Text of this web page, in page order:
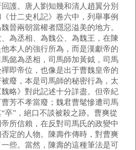
護。唐人劉知幾和清人趙翼分別
廿二史札記》卷六中，列舉事例
晉兩朝當權者隱惡溢美的地方。
為丞相、為魏公、為魏王，在陳
本人的強行所為，而是漢獻帝的
懿為丞相，司馬師加黃鉞，司馬
即帝位，也像是出于曹魏皇帝的
廢，本是司馬師的秘密行為，太
略》對此記述十分詳盡。但帝紀
芳不孝當廢；魏君曹髦慘遭司馬
卒”，絕口不談被殺之跡。曹爽從
所信賴，在反對司馬氏的政變中
定的人物。陳壽作傳時，對曹爽
些。當然，陳壽的這種筆法是可